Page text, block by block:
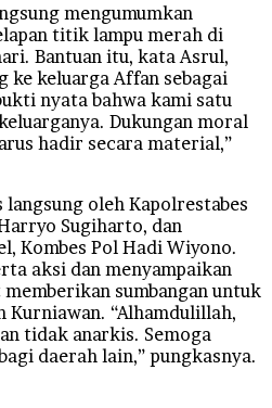
mengumumkan
titik lampu merah di
Bantuan itu, kata Asrul,
ke keluarga Affan sebagai
nyata bahwa kami satu
Dukungan moral
hadir secara material,”
oleh Kapolrestabes
Sugiharto, dan
Kombes Pol Hadi Wiyono.
aksi dan menyampaikan
sumbangan untuk
Kurniawan. “Alhamdulillah,
tidak anarkis. Semoga
daerah lain,” pungkasnya.